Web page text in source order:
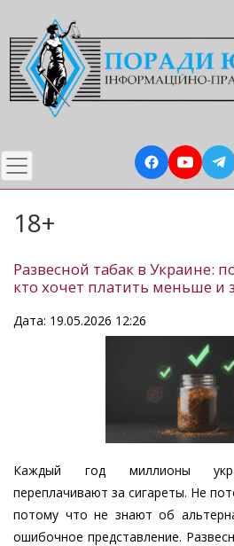
до
основного
вмісту
18+
Развесной табак в Украине:
кто хочет платить меньше и
Дата: 19.05.2026 12:26
Каждый год миллионы
переплачивают за сигареты. Не
потому что не знают об
ошибочное представление.